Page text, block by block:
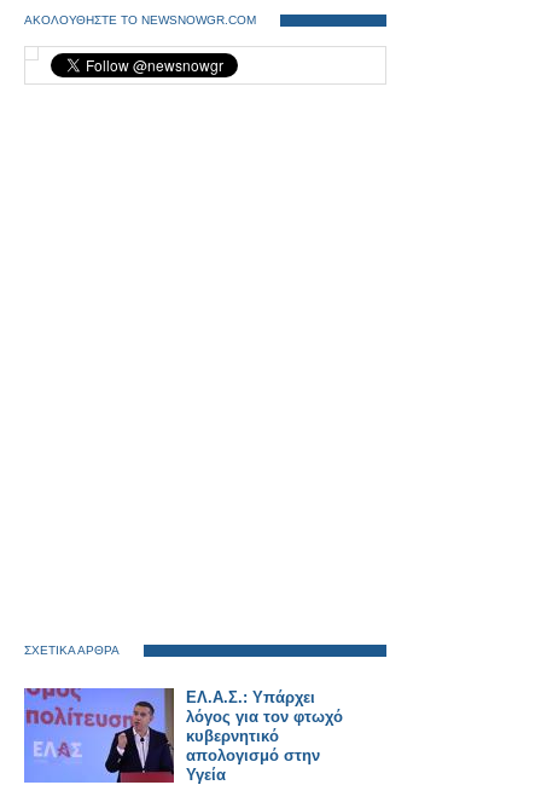
ΑΚΟΛΟΥΘΗΣΤΕ ΤΟ NEWSNOWGR.COM
ΣΧΕΤΙΚΑ ΑΡΘΡΑ
ΕΛ.Α.Σ.: Υπάρχει
λόγος για τον φτωχό
κυβερνητικό
απολογισμό στην
Υγεία